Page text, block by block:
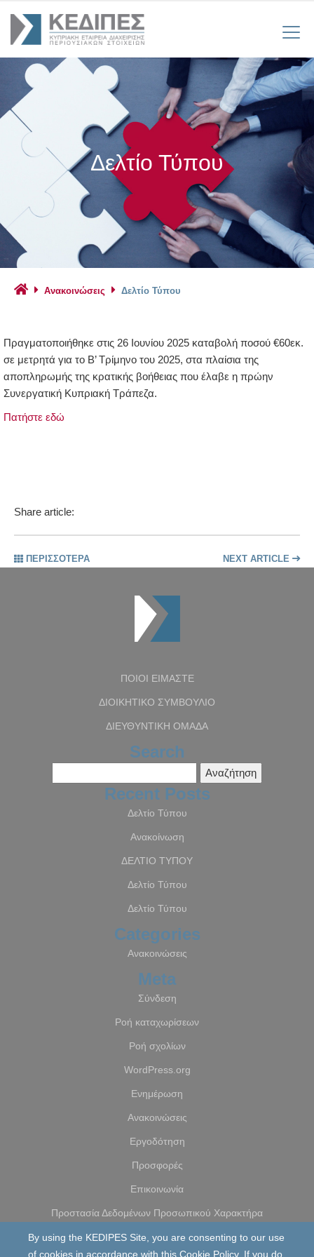
Δελτίο Τύπου
Ανακοινώσεις Δελτίο Τύπου
Πραγματοποιήθηκε στις 26 Ιουνίου 2025 καταβολή ποσού €60εκ.
σε μετρητά για το Β’ Τρίμηνο του 2025, στα πλαίσια της
αποπληρωμής της κρατικής βοήθειας που έλαβε η πρώην
Συνεργατική Κυπριακή Τράπεζα.
Πατήστε εδώ
Share article:
ΠΕΡΙΣΣΟΤΕΡΑ NEXT ARTICLE
ΠΟΙΟΙ ΕΙΜΑΣΤΕ
ΔΙΟΙΚΗΤΙΚΟ ΣΥΜΒΟΥΛΙΟ
ΔΙΕΥΘΥΝΤΙΚΗ ΟΜΑΔΑ
Search
για:
Recent Posts
Δελτίο Τύπου
Ανακοίνωση
ΔΕΛΤΙΟ ΤΥΠΟΥ
Δελτίο Τύπου
Δελτίο Τύπου
Categories
Ανακοινώσεις
Meta
Σύνδεση
Ροή καταχωρίσεων
Ροή σχολίων
WordPress.org
Ενημέρωση
Ανακοινώσεις
Εργοδότηση
Προσφορές
Επικοινωνία
Προστασία Δεδομένων Προσωπικού Χαρακτήρα
By using the KEDIPES Site, you are consenting to our use
of cookies in accordance with this Cookie Policy. If you do